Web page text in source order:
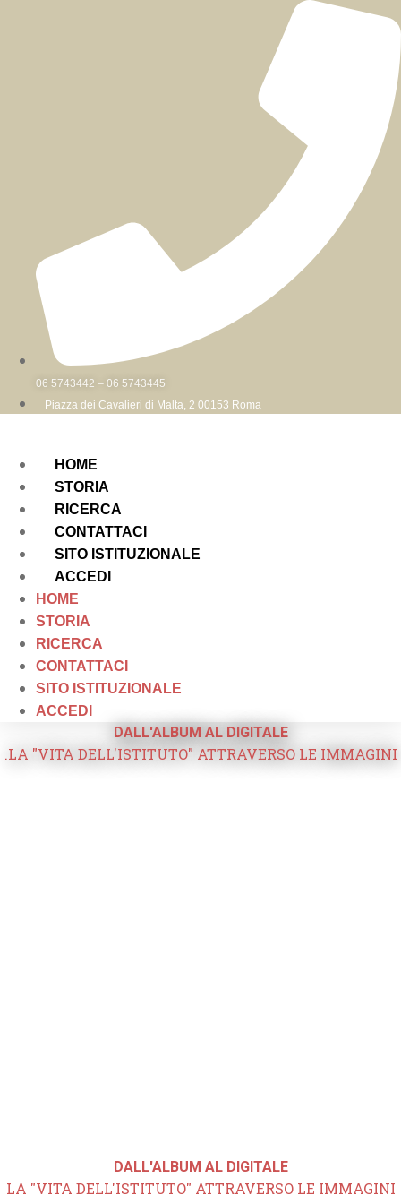
06 5743442 – 06 5743445
Piazza dei Cavalieri di Malta, 2 00153 Roma
HOME
STORIA
RICERCA
CONTATTACI
SITO ISTITUZIONALE
ACCEDI
HOME
STORIA
RICERCA
CONTATTACI
SITO ISTITUZIONALE
ACCEDI
DALL'ALBUM AL DIGITALE
.LA "VITA DELL'ISTITUTO" ATTRAVERSO LE IMMAGINI
DALL'ALBUM AL DIGITALE
LA "VITA DELL'ISTITUTO" ATTRAVERSO LE IMMAGINI